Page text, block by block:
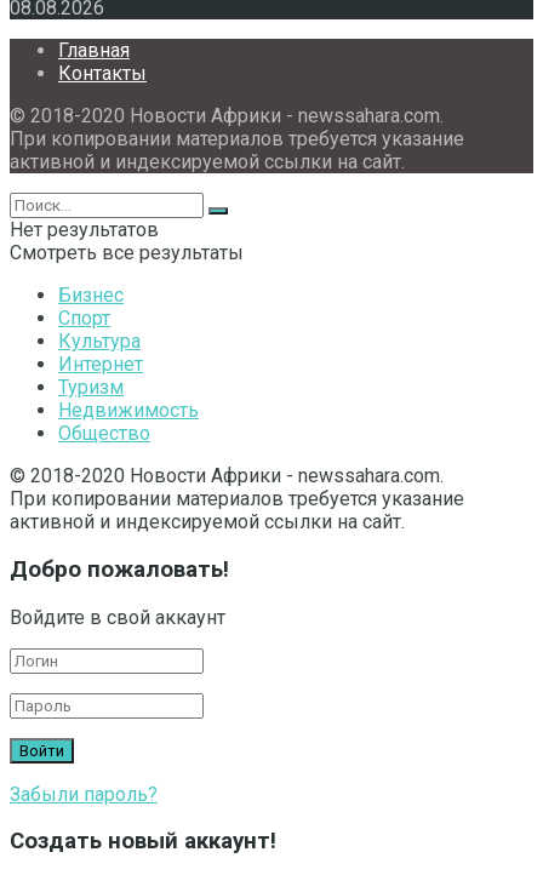
08.08.2026
Главная
Контакты
© 2018-2020 Новости Африки - newssahara.com.
При копировании материалов требуется указание
активной и индексируемой ссылки на сайт.
Нет результатов
Смотреть все результаты
Бизнес
Спорт
Культура
Интернет
Туризм
Недвижимость
Общество
© 2018-2020 Новости Африки - newssahara.com.
При копировании материалов требуется указание
активной и индексируемой ссылки на сайт.
Добро пожаловать!
Войдите в свой аккаунт
Забыли пароль?
Создать новый аккаунт!